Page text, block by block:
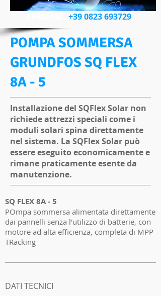
+39 0823 693729
POMPA SOMMERSA
GRUNDFOS SQ FLEX
8A - 5
SQ FLEX 8A - 5
POmpa sommersa alimentata direttamente
dai pannelli senza l'utilizzo di batterie, con
motore ad alta efficienza, completa di MPP
TRacking
DATI TECNICI
Installazione del SQFlex Solar non
richiede attrezzi speciali come i
moduli solari spina direttamente
nel sistema. La SQFlex Solar può
essere eseguito economicamente e
rimane praticamente esente da
manutenzione.